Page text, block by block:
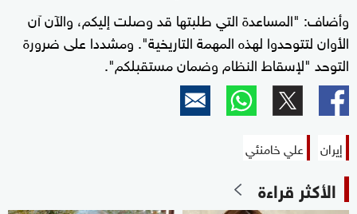
وأضاف: "المساعدة التي طلبتها قد وصلت إليكم، والآن آن
الأوان لتتوحدوا لهذه المهمة التاريخية". ومشددا على ضرورة
التوحد "لإسقاط النظام وضمان مستقبلكم".
إيران علي خامنئي
الأكثر قراءة